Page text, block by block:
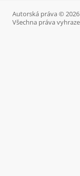
Autorská práva ©
Všechna práva